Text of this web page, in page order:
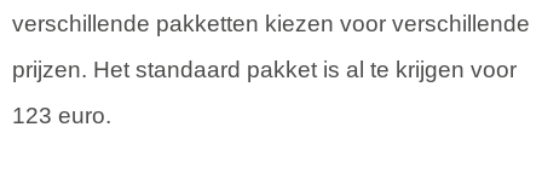
verschillende pakketten kiezen voor verschillende
prijzen. Het standaard pakket is al te krijgen voor
123 euro.